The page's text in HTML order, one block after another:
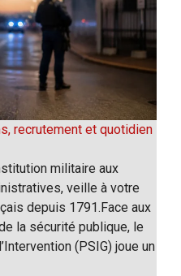
recrutement et quotidien
militaire aux
veille à votre
depuis 1791.Face aux
la sécurité publique, le
(PSIG) joue un